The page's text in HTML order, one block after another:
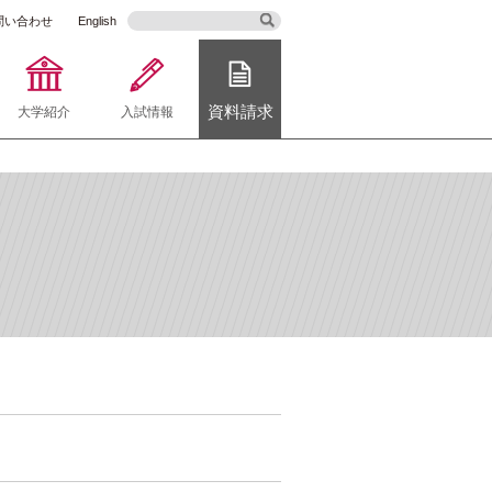
い合わせ English
大学紹介 入試情報 資料請求